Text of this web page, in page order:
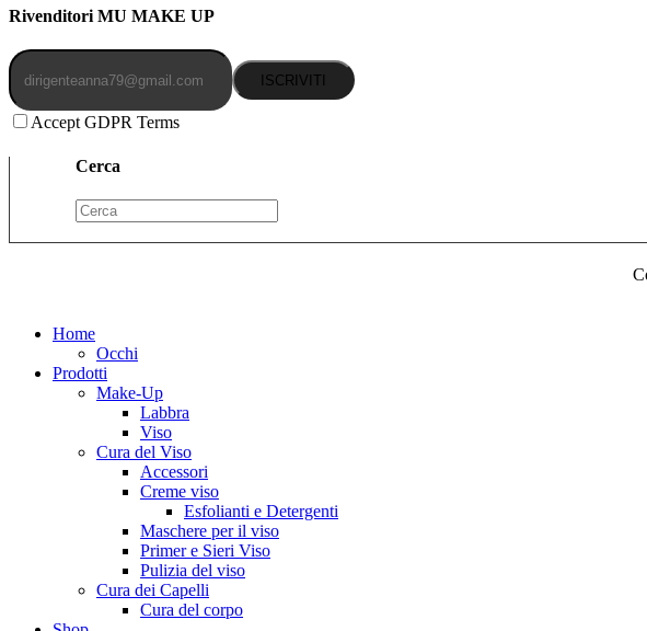
Rivenditori MU MAKE UP
ISCRIVITI
Accept GDPR Terms
Cerca
Home
Occhi
Prodotti
Make-Up
Labbra
Viso
Cura del Viso
Accessori
Creme viso
Esfolianti e Detergenti
Maschere per il viso
Primer e Sieri Viso
Pulizia del viso
Cura dei Capelli
Cura del corpo